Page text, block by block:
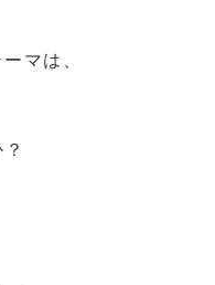
マは、